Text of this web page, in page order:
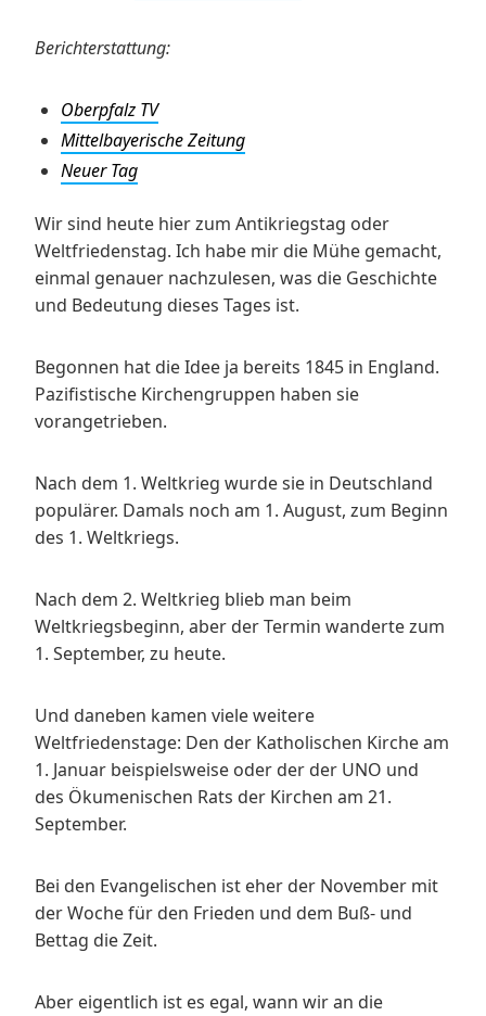
Berichterstattung:
Oberpfalz TV
Mittelbayerische Zeitung
Neuer Tag
Wir sind heute hier zum Antikriegstag oder
Weltfriedenstag. Ich habe mir die Mühe gemacht,
einmal genauer nachzulesen, was die Geschichte
und Bedeutung dieses Tages ist.
Begonnen hat die Idee ja bereits 1845 in England.
Pazifistische Kirchengruppen haben sie
vorangetrieben.
Nach dem 1. Weltkrieg wurde sie in Deutschland
populärer. Damals noch am 1. August, zum Beginn
des 1. Weltkriegs.
Nach dem 2. Weltkrieg blieb man beim
Weltkriegsbeginn, aber der Termin wanderte zum
1. September, zu heute.
Und daneben kamen viele weitere
Weltfriedenstage: Den der Katholischen Kirche am
1. Januar beispielsweise oder der der UNO und
des Ökumenischen Rats der Kirchen am 21.
September.
Bei den Evangelischen ist eher der November mit
der Woche für den Frieden und dem Buß- und
Bettag die Zeit.
Aber eigentlich ist es egal, wann wir an die